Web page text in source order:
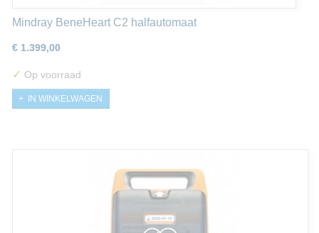
Mindray BeneHeart C2 halfautomaat
€ 1.399,00
✓ Op voorraad
IN WINKELWAGEN